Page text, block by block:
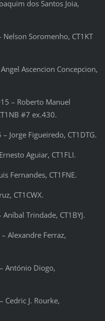
dos Santos Joia,
Soromenho, CT1KT
Ascencion Concepcion,
– Roberto Manuel
#7 ex.430.
Jorge Figueiredo, CT1DTG.
Aguiar, CT1FLI.
Fernandes, CT1FNE.
CT1CWX.
Trindade, CT1BYJ.
Alexandre Ferraz,
António Diogo,
Cedric J. Rourke,